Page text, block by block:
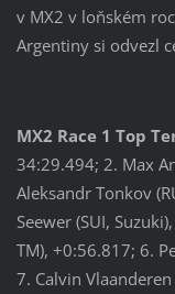
v MX2 v loňském
Argentiny si odvezl
MX2 Race 1 Top
34:29.494; 2. Max
Aleksandr Tonkov
Seewer (SUI,
TM), +0:56.817; 6.
7. Calvin